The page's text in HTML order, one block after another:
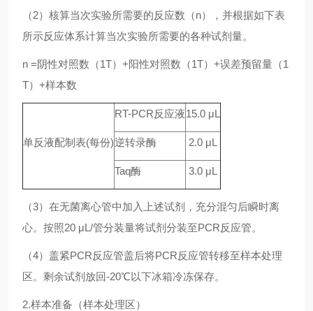
（2）核算当次实验所需要的反应数（n），并根据如下表
所示反应体系计算当次实验所需要的各种试剂量。
n =阴性对照数（1T）+阳性对照数（1T）+误差预留量（1
T）+样本数
单反液配制表(每份)
RT-PCR反应液15.0 μL
逆转录酶 2.0 μL
Taq酶 3.0 μL
（3）在无菌离心管中加入上述试剂，充分混匀后瞬时离
心。按照20 μL/管分装量将试剂分装至PCR反应管。
（4）盖紧PCR反应管盖后将PCR反应管转移至样本处理
区。剩余试剂放回-20℃以下冰箱冷冻保存。
2.样本准备（样本处理区）